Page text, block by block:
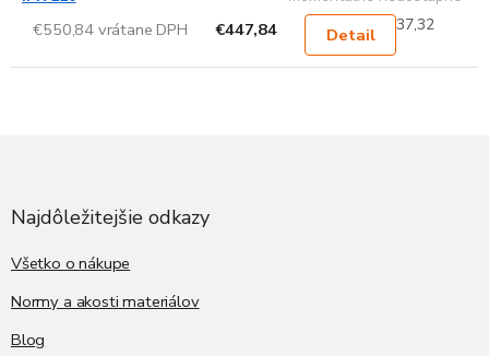
€550,84 vrátane DPH €447,84 Detail 37,32
Najdôležitejšie odkazy
Všetko o nákupe
Normy a akosti materiálov
Blog